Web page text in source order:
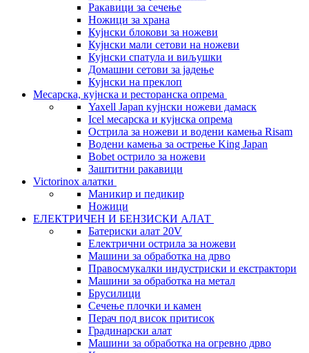
Ракавици за сечење
Ножици за храна
Кујнски блокови за ножеви
Кујнски мали сетови на ножеви
Кујнски спатула и виљушки
Домашни сетови за јадење
Кујнски на преклоп
Месарска, кујнска и ресторанска опрема
Yaxell Japan кујнски ножеви дамаск
Icel месарска и кујнска опрема
Острила за ножеви и водени камења Risam
Водени камења за острење King Japan
Bobet острило за ножеви
Заштитни ракавици
Victorinox алатки
Маникир и педикир
Ножици
ЕЛЕКТРИЧЕН И БЕНЗИСКИ АЛАТ
Батериски алат 20V
Електрични острила за ножеви
Машини за обработка на дрво
Правосмукалки индустриски и екстрактори
Машини за обработка на метал
Брусилици
Сечење плочки и камен
Перач под висок притисок
Градинарски алат
Машини за обработка на огревно дрво